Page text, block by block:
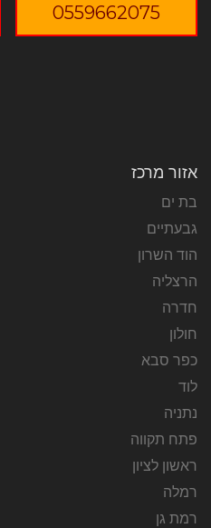
0559662075
אזור מרכז
בת ים
גבעתיים
הוד השרון
הרצליה
חדרה
חולון
כפר סבא
לוד
נתניה
פתח תקווה
ראשון לציון
רמלה
רמת גן